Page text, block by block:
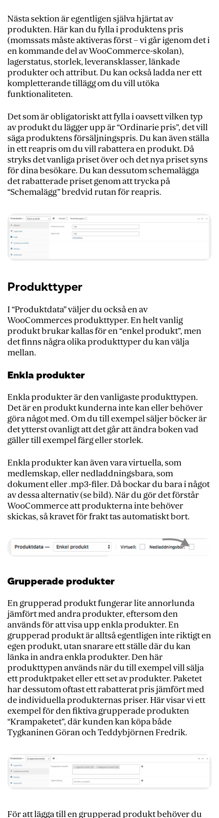
Nästa sektion är egentligen själva hjärtat av
produkten. Här kan du fylla i produktens pris
(momssats måste aktiveras först – vi går igenom det i
en kommande del av WooCommerce-skolan),
lagerstatus, storlek, leveransklasser, länkade
produkter och attribut. Du kan också ladda ner ett
kompletterande tillägg om du vill utöka
funktionaliteten.
Det som är obligatoriskt att fylla i oavsett vilken typ
av produkt du lägger upp är “Ordinarie pris”, det vill
säga produktens försäljningspris. Du kan även ställa
in ett reapris om du vill rabattera en produkt. Då
stryks det vanliga priset över och det nya priset syns
för dina besökare. Du kan dessutom schemalägga
det rabatterade priset genom att trycka på
“Schemalägg” bredvid rutan för reapris.
Produkttyper
I “Produktdata” väljer du också en av
WooCommerces produkttyper. En helt vanlig
produkt brukar kallas för en “enkel produkt”, men
det finns några olika produkttyper du kan välja
mellan.
Enkla produkter
Enkla produkter är den vanligaste produkttypen.
Det är en produkt kunderna inte kan eller behöver
göra något med. Om du till exempel säljer böcker är
det ytterst ovanligt att det går att ändra boken vad
gäller till exempel färg eller storlek.
Enkla produkter kan även vara virtuella, som
medlemskap, eller nedladdningsbara, som
dokument eller .mp3-filer. Då bockar du bara i något
av dessa alternativ (se bild). När du gör det förstår
WooCommerce att produkterna inte behöver
skickas, så kravet för frakt tas automatiskt bort.
Grupperade produkter
En grupperad produkt fungerar lite annorlunda
jämfört med andra produkter, eftersom den
används för att visa upp enkla produkter. En
grupperad produkt är alltså egentligen inte riktigt en
egen produkt, utan snarare ett ställe där du kan
länka in andra enkla produkter. Den här
produkttypen används när du till exempel vill sälja
ett produktpaket eller ett set av produkter. Paketet
har dessutom oftast ett rabatterat pris jämfört med
de individuella produkternas priser. Här visar vi ett
exempel för den fiktiva grupperade produkten
“Krampaketet”, där kunden kan köpa både
Tygkaninen Göran och Teddybjörnen Fredrik.
För att lägga till en grupperad produkt behöver du